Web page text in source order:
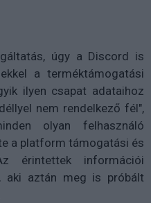
úgy a Discord is
a terméktámogatási
ilyen csapat adataihoz
nem rendelkező fél",
olyan felhasználó
a platform támogatási és
érintettek információi
aki aztán meg is próbált